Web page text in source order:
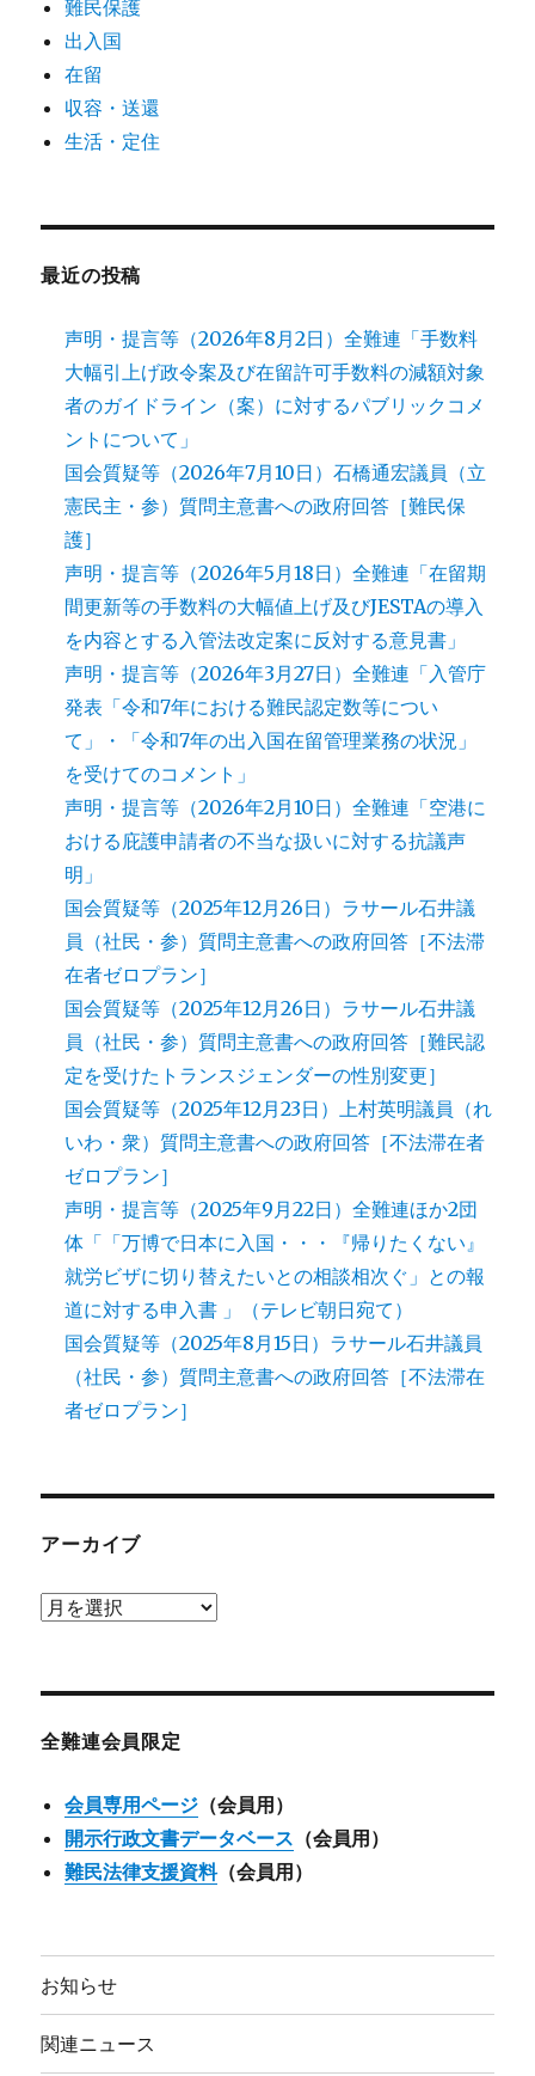
難民保護
出入国
在留
収容・送還
生活・定住
最近の投稿
声明・提言等（2026年8月2日）全難連「手数料
大幅引上げ政令案及び在留許可手数料の減額対象
者のガイドライン（案）に対するパブリックコメ
ントについて」
国会質疑等（2026年7月10日）石橋通宏議員（立
憲民主・参）質問主意書への政府回答［難民保
護］
声明・提言等（2026年5月18日）全難連「在留期
間更新等の手数料の大幅値上げ及びJESTAの導入
を内容とする入管法改定案に反対する意見書」
声明・提言等（2026年3月27日）全難連「入管庁
発表「令和7年における難民認定数等につい
て」・「令和7年の出入国在留管理業務の状況」
を受けてのコメント」
声明・提言等（2026年2月10日）全難連「空港に
おける庇護申請者の不当な扱いに対する抗議声
明」
国会質疑等（2025年12月26日）ラサール石井議
員（社民・参）質問主意書への政府回答［不法滞
在者ゼロプラン］
国会質疑等（2025年12月26日）ラサール石井議
員（社民・参）質問主意書への政府回答［難民認
定を受けたトランスジェンダーの性別変更］
国会質疑等（2025年12月23日）上村英明議員（れ
いわ・衆）質問主意書への政府回答［不法滞在者
ゼロプラン］
声明・提言等（2025年9月22日）全難連ほか2団
体「「万博で日本に入国・・・『帰りたくない』
就労ビザに切り替えたいとの相談相次ぐ」との報
道に対する申入書 」（テレビ朝日宛て）
国会質疑等（2025年8月15日）ラサール石井議員
（社民・参）質問主意書への政府回答［不法滞在
者ゼロプラン］
アーカイブ
ア
ブ
全難連会員限定
会員専用ページ （会員用）
開示行政文書データベース （会員用）
難民法律支援資料（会員用）
お知らせ
関連ニュース